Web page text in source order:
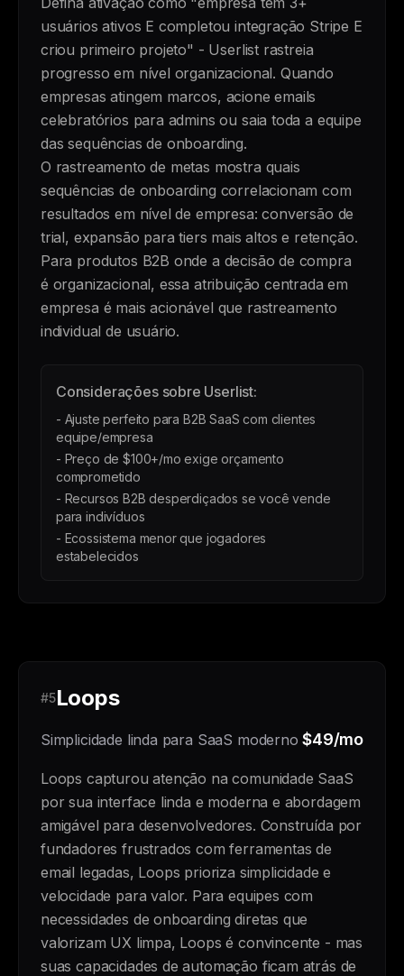
usuários ativos E completou integração Stripe E
criou primeiro projeto" - Userlist rastreia
progresso em nível organizacional. Quando
empresas atingem marcos, acione emails
celebratórios para admins ou saia toda a equipe
das sequências de onboarding.
O rastreamento de metas mostra quais
sequências de onboarding correlacionam com
resultados em nível de empresa: conversão de
trial, expansão para tiers mais altos e retenção.
Para produtos B2B onde a decisão de compra
é organizacional, essa atribuição centrada em
empresa é mais acionável que rastreamento
individual de usuário.
Considerações sobre Userlist:
- Ajuste perfeito para B2B SaaS com clientes
equipe/empresa
- Preço de $100+/mo exige orçamento
comprometido
- Recursos B2B desperdiçados se você vende
para indivíduos
- Ecossistema menor que jogadores
estabelecidos
#5Loops
Simplicidade linda para SaaS moderno $49/mo
Loops capturou atenção na comunidade SaaS
por sua interface linda e moderna e abordagem
amigável para desenvolvedores. Construída por
fundadores frustrados com ferramentas de
email legadas, Loops prioriza simplicidade e
velocidade para valor. Para equipes com
necessidades de onboarding diretas que
valorizam UX limpa, Loops é convincente - mas
suas capacidades de automação ficam atrás de